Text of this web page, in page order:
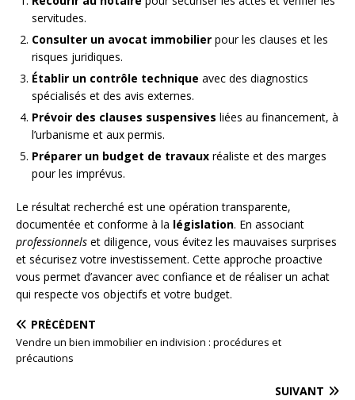
servitudes.
Consulter un avocat immobilier pour les clauses et les
risques juridiques.
Établir un contrôle technique avec des diagnostics
spécialisés et des avis externes.
Prévoir des clauses suspensives liées au financement, à
l’urbanisme et aux permis.
Préparer un budget de travaux réaliste et des marges
pour les imprévus.
Le résultat recherché est une opération transparente,
documentée et conforme à la législation. En associant
professionnels et diligence, vous évitez les mauvaises surprises
et sécurisez votre investissement. Cette approche proactive
vous permet d’avancer avec confiance et de réaliser un achat
qui respecte vos objectifs et votre budget.
PRÉCÉDENT
Vendre un bien immobilier en indivision : procédures et
précautions
SUIVANT